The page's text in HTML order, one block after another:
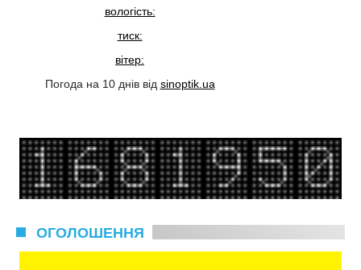
вологість:
тиск:
вітер:
Погода на 10 днів від sinoptik.ua
ОГОЛОШЕННЯ